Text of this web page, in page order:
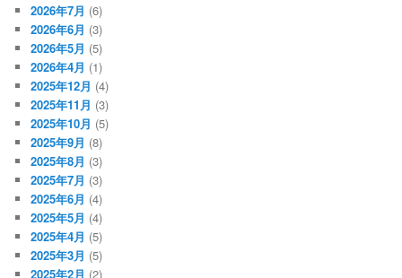
2026年7月 (6)
2026年6月 (3)
2026年5月 (5)
2026年4月 (1)
2025年12月 (4)
2025年11月 (3)
2025年10月 (5)
2025年9月 (8)
2025年8月 (3)
2025年7月 (3)
2025年6月 (4)
2025年5月 (4)
2025年4月 (5)
2025年3月 (5)
2025年2月 (2)